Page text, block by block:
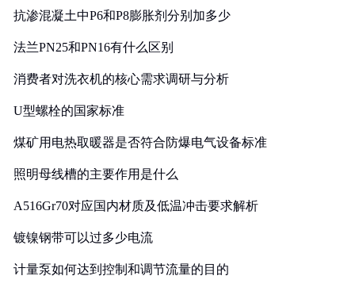
抗渗混凝土中P6和P8膨胀剂分别加多少
法兰PN25和PN16有什么区别
消费者对洗衣机的核心需求调研与分析
U型螺栓的国家标准
煤矿用电热取暖器是否符合防爆电气设备标准
照明母线槽的主要作用是什么
A516Gr70对应国内材质及低温冲击要求解析
镀镍钢带可以过多少电流
计量泵如何达到控制和调节流量的目的